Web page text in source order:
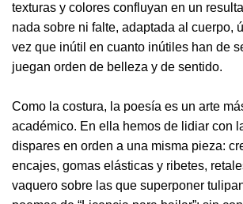
texturas y colores confluyan en un
nada sobre ni falte, adaptada al cuerpo,
vez que inútil en cuanto inútiles han de
juegan orden de belleza y de sentido.
Como la costura, la poesía es un arte
académico. En ella hemos de lidiar con
dispares en orden a una misma pieza:
encajes, gomas elásticas y ribetes,
vaquero sobre las que superponer